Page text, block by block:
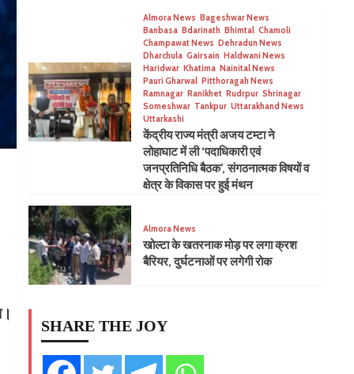
Almora News Bageshwar News
Banbasa Bdarinath Bhimtal Chamoli
Champawat News Dehradun News
Dharchula Gairsain Haldwani News
Haridwar Khatima Nainital News
Pauri Gharwal Pitthoragah News
Ramnagar Ranikhet Rudrpur Shrinagar
Someshwar Tankpur Uttarakhand News
Uttarkashi
केंद्रीय राज्य मंत्री अजय टम्टा ने
लोहाघाट में ली ‘पदाधिकारी एवं
जनप्रतिनिधि बैठक’, संगठनात्मक विषयों व
क्षेत्र के विकास पर हुई मंथन
Almora News
खोल्टा के खतरनाक मोड़ पर लगा क्रश
बैरियर, दुर्घटनाओं पर लगेगी रोक
SHARE THE JOY